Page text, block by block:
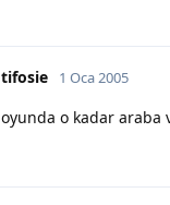
tifosie 1 Oca 2005
oyunda o kadar araba